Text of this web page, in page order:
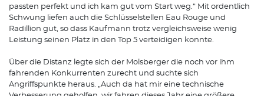
passten perfekt und ich kam gut vom Start weg.“ Mit ordentlich
Schwung liefen auch die Schlüsselstellen Eau Rouge und
Radillion gut, so dass Kaufmann trotz vergleichsweise wenig
Leistung seinen Platz in den Top 5 verteidigen konnte.
Über die Distanz legte sich der Molsberger die noch vor ihm
fahrenden Konkurrenten zurecht und suchte sich
Angriffspunkte heraus. „Auch da hat mir eine technische